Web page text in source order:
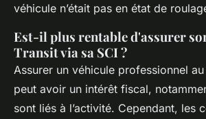
véhicule n’était pas en état de
Est-il plus rentable d'assurer
Transit via sa SCI ?
Assurer un véhicule professionnel
peut avoir un intérêt fiscal,
sont liés à l’activité. Cependant, les